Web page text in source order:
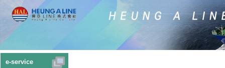
e-service